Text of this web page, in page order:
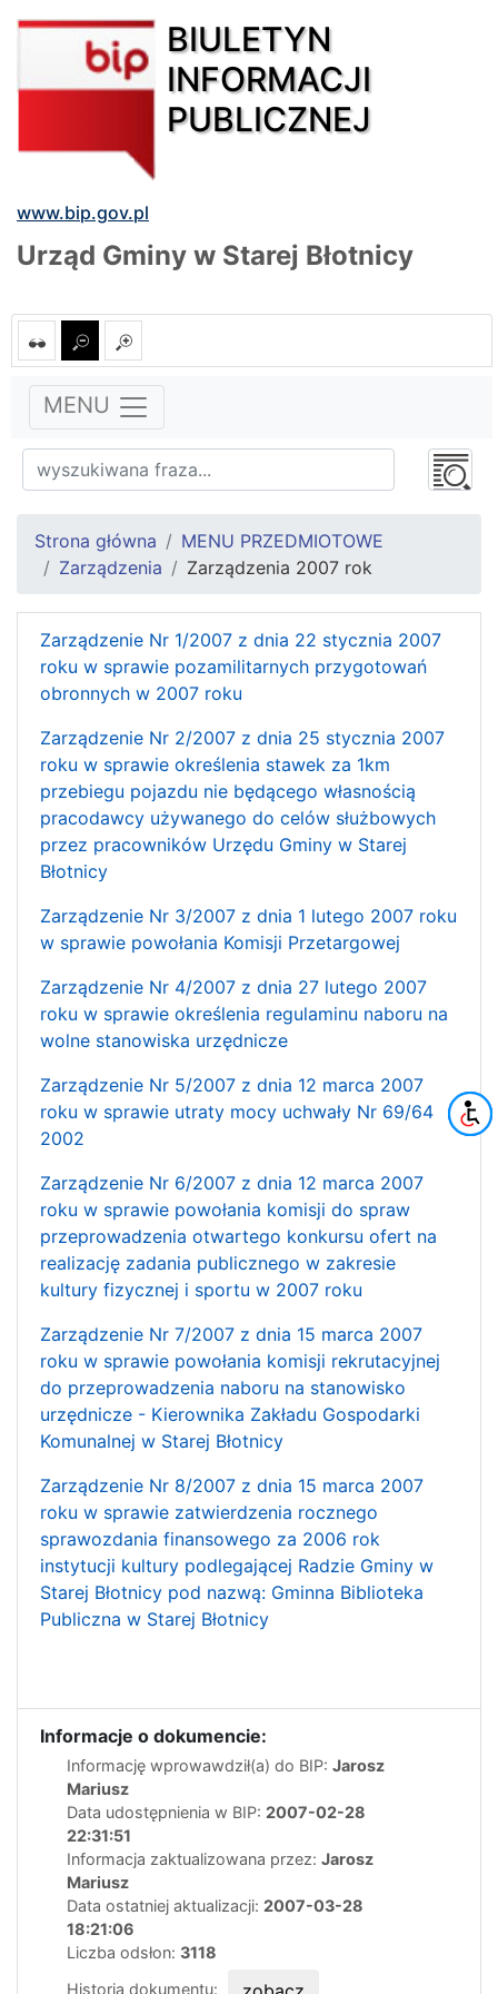
BIULETYN
INFORMACJI
PUBLICZNEJ
www.bip.gov.pl
Urząd Gminy w Starej Błotnicy
MENU
Strona główna
MENU PRZEDMIOTOWE
Zarządzenia
Zarządzenia 2007 rok
Zarządzenie Nr 1/2007 z dnia 22 stycznia 2007
roku w sprawie pozamilitarnych przygotowań
obronnych w 2007 roku
Zarządzenie Nr 2/2007 z dnia 25 stycznia 2007
roku w sprawie określenia stawek za 1km
przebiegu pojazdu nie będącego własnością
pracodawcy używanego do celów służbowych
przez pracowników Urzędu Gminy w Starej
Błotnicy
Zarządzenie Nr 3/2007 z dnia 1 lutego 2007 roku
w sprawie powołania Komisji Przetargowej
Zarządzenie Nr 4/2007 z dnia 27 lutego 2007
roku w sprawie określenia regulaminu naboru na
wolne stanowiska urzędnicze
Zarządzenie Nr 5/2007 z dnia 12 marca 2007
roku w sprawie utraty mocy uchwały Nr 69/64
2002
Zarządzenie Nr 6/2007 z dnia 12 marca 2007
roku w sprawie powołania komisji do spraw
przeprowadzenia otwartego konkursu ofert na
realizację zadania publicznego w zakresie
kultury fizycznej i sportu w 2007 roku
Zarządzenie Nr 7/2007 z dnia 15 marca 2007
roku w sprawie powołania komisji rekrutacyjnej
do przeprowadzenia naboru na stanowisko
urzędnicze - Kierownika Zakładu Gospodarki
Komunalnej w Starej Błotnicy
Zarządzenie Nr 8/2007 z dnia 15 marca 2007
roku w sprawie zatwierdzenia rocznego
sprawozdania finansowego za 2006 rok
instytucji kultury podlegającej Radzie Gminy w
Starej Błotnicy pod nazwą: Gminna Biblioteka
Publiczna w Starej Błotnicy
Informacje o dokumencie:
Informację wprowawdził(a) do BIP: Jarosz
Mariusz
Data udostępnienia w BIP: 2007-02-28
22:31:51
Informacja zaktualizowana przez: Jarosz
Mariusz
Data ostatniej aktualizacji: 2007-03-28
18:21:06
Liczba odsłon: 3118
Historia dokumentu: